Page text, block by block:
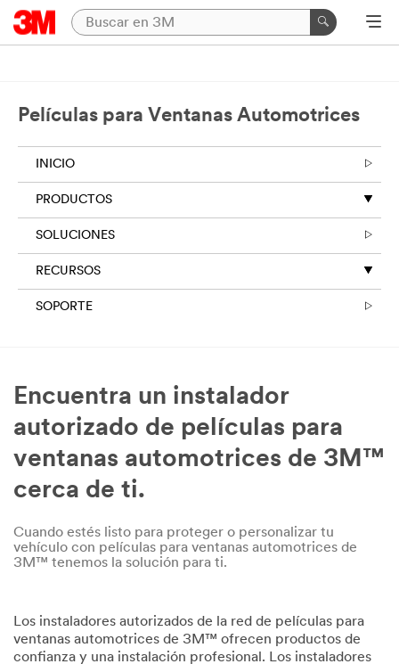
Películas para Ventanas Automotrices
INICIO
PRODUCTOS
SOLUCIONES
RECURSOS
SOPORTE
Encuentra un instalador
autorizado de películas para
ventanas automotrices de 3M™
cerca de ti.
Cuando estés listo para proteger o personalizar tu
vehículo con películas para ventanas automotrices de
3M™ tenemos la solución para ti.
Los instaladores autorizados de la red de películas para
ventanas automotrices de 3M™ ofrecen productos de
confianza y una instalación profesional. Los instaladores